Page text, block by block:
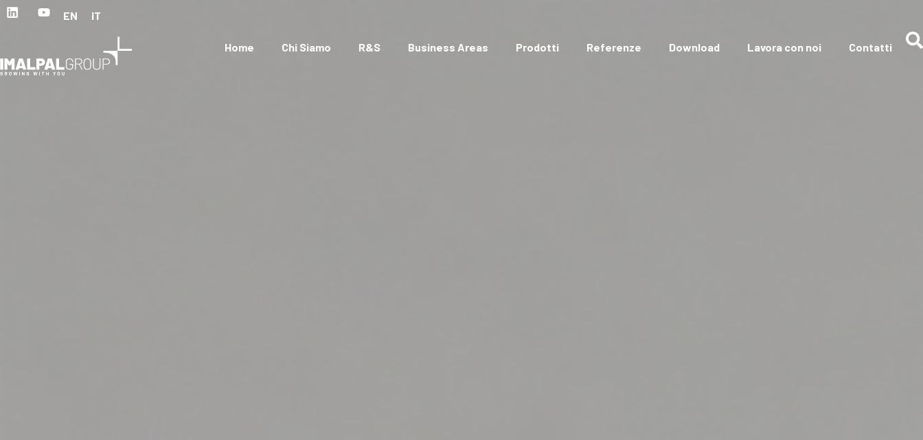
EN IT
Home Chi Siamo R&S Business Areas Prodotti Referenze Download Lavora con noi Contatti